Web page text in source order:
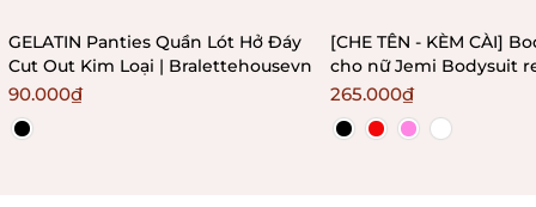
GELATIN Panties Quần Lót Hở Đáy
Cut Out Kim Loại | Bralettehousevn
90.000₫
[CHE TÊN - KÈM CÀI]
cho nữ Jemi Bodysuit
không gọng không
Bralettehousevn
265.000₫